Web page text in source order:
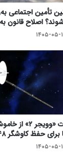
تأمین اجتماعی
اصلاح قانون
۰۵-۱۷
نجات «وویجر ۲»
حفظ کاوشگر ۴۸ ساله
۰۵-۱۷